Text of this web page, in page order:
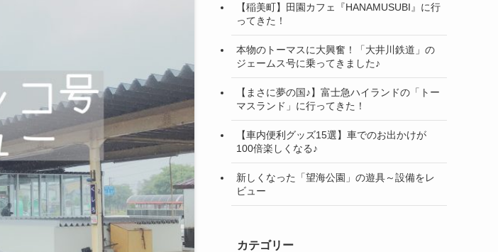
【稲美町】田園カフェ『HANAMUSUBI』に行
ってきた！
本物のトーマスに大興奮！「大井川鉄道」の
ジェームス号に乗ってきました♪
【まさに夢の国♪】富士急ハイランドの「トー
マスランド」に行ってきた！
【車内便利グッズ15選】車でのお出かけが
100倍楽しくなる♪
新しくなった「望海公園」の遊具～設備をレ
ビュー
カテゴリー